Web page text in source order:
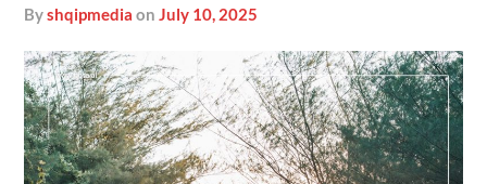
byshqipmedia onJuly 10, 2025